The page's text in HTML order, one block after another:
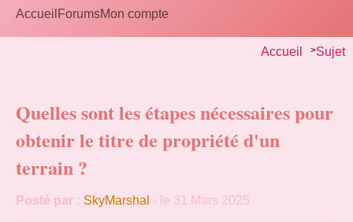
Accueil ForumsMon compte
Accueil >Sujet
Quelles sont les étapes nécessaires pour
obtenir le titre de propriété d'un
terrain ?
Posté par : SkyMarshal - le 31 Mars 2025